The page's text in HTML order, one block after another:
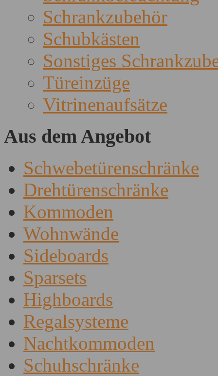
Schrankzubehör
Schubkästen
Sonstiges
Türeinzüge
Vitrinenaufsätze
Aus dem Angebot
Schwebetürenschränke
Drehtürenschränke
Kommoden
Wohnwände
Sideboards
Sparsets
Highboards
Regalsysteme
Nachtkommoden
Schuhschränke